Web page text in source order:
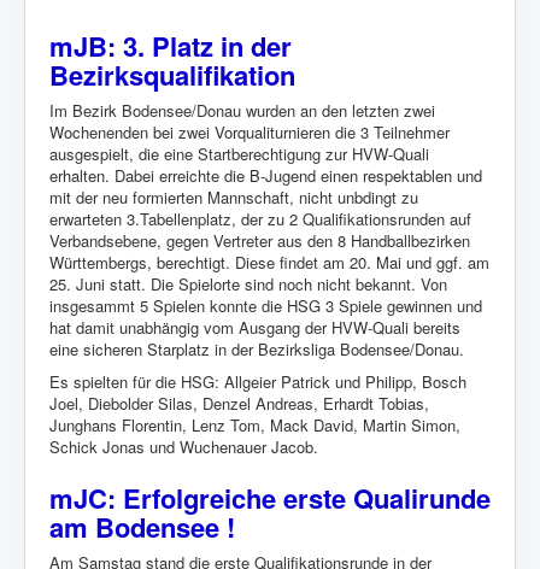
mJB: 3. Platz in der
Bezirksqualifikation
Im Bezirk Bodensee/Donau wurden an den letzten zwei
Wochenenden bei zwei Vorqualiturnieren die 3 Teilnehmer
ausgespielt, die eine Startberechtigung zur HVW-Quali
erhalten. Dabei erreichte die B-Jugend einen respektablen und
mit der neu formierten Mannschaft, nicht unbdingt zu
erwarteten 3.Tabellenplatz, der zu 2 Qualifikationsrunden auf
Verbandsebene, gegen Vertreter aus den 8 Handballbezirken
Württembergs, berechtigt. Diese findet am 20. Mai und ggf. am
25. Juni statt. Die Spielorte sind noch nicht bekannt. Von
insgesammt 5 Spielen konnte die HSG 3 Spiele gewinnen und
hat damit unabhängig vom Ausgang der HVW-Quali bereits
eine sicheren Starplatz in der Bezirksliga Bodensee/Donau.
Es spielten für die HSG: Allgeier Patrick und Philipp, Bosch
Joel, Diebolder Silas, Denzel Andreas, Erhardt Tobias,
Junghans Florentin, Lenz Tom, Mack David, Martin Simon,
Schick Jonas und Wuchenauer Jacob.
mJC: Erfolgreiche erste Qualirunde
am Bodensee !
Am Samstag stand die erste Qualifikationsrunde in der